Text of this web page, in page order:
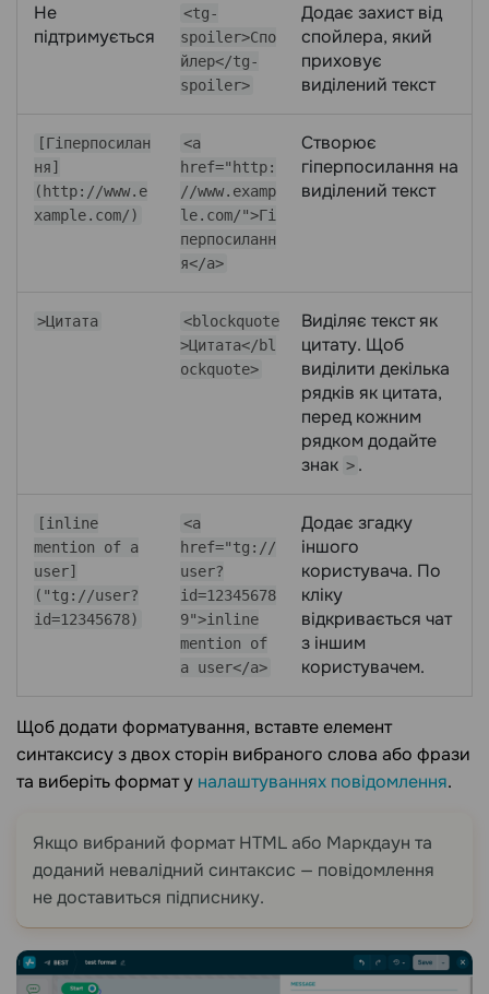
Не
підтримується
<tg-
spoiler>Спо
йлер</tg-
spoiler>
Додає захист від
спойлера, який
приховує
виділений текст
[Гіперпосилан
ня]
(http://www.e
xample.com/)
<a
href="http:
//www.examp
le.com/">Гі
перпосиланн
я</a>
Створює
гіперпосилання на
виділений текст
>Цитата
<blockquote
>Цитата</bl
ockquote>
Виділяє текст як
цитату. Щоб
виділити декілька
рядків як цитата,
перед кожним
рядком додайте
знак > .
[inline
mention of a
user]
("tg://user?
id=12345678)
<a
href="tg://
user?
id=12345678
9">inline
mention of
a user</a>
Додає згадку
іншого
користувача. По
кліку
відкривається чат
з іншим
користувачем.
Щоб додати форматування, вставте елемент
синтаксису з двох сторін вибраного слова або фрази
та виберіть формат у налаштуваннях повідомлення.
Якщо вибраний формат HTML або Маркдаун та
доданий невалідний синтаксис — повідомлення
не доставиться підписнику.